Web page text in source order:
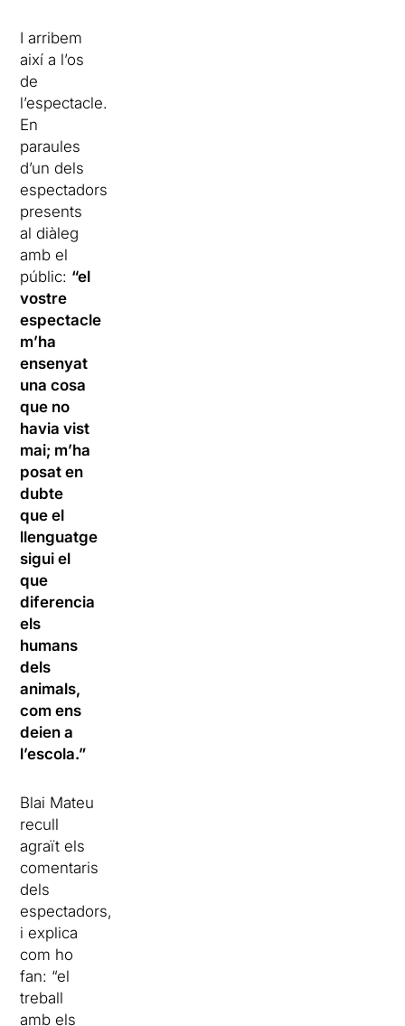
I arribem
així a l’os
de
l’espectacle.
En
paraules
d’un dels
espectadors
presents
al diàleg
amb el
públic: “el
vostre
espectacle
m’ha
ensenyat
una cosa
que no
havia vist
mai; m’ha
posat en
dubte
que el
llenguatge
sigui el
que
diferencia
els
humans
dels
animals,
com ens
deien a
l’escola.”
Blai Mateu
recull
agraït els
comentaris
dels
espectadors,
i explica
com ho
fan: “el
treball
amb els